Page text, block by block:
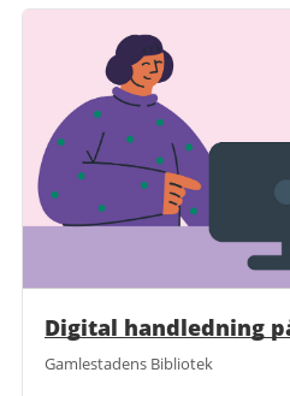
Digital handledning
Gamlestadens Bibliotek